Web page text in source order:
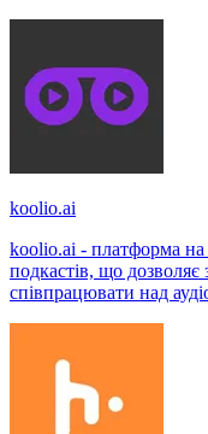
koolio.ai
koolio.ai - платформа
подкастів, що дозволяє
співпрацювати над